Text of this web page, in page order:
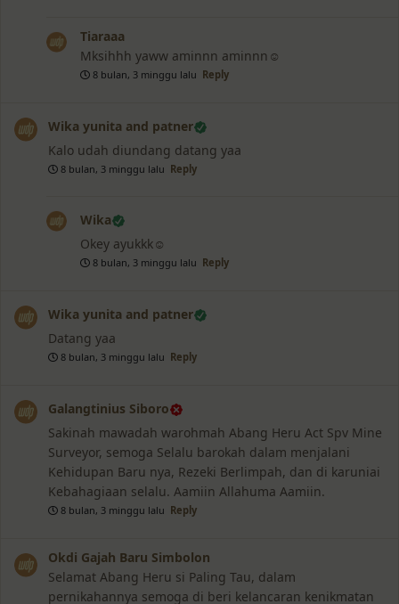
Tiaraaa
Mksihhh yaww aminnn aminnn☺️
8 bulan, 3 minggu lalu Reply
Wika yunita and patner
Kalo udah diundang datang yaa
8 bulan, 3 minggu lalu Reply
Wika
Okey ayukkk☺️
8 bulan, 3 minggu lalu Reply
Wika yunita and patner
Datang yaa
8 bulan, 3 minggu lalu Reply
Galangtinius Siboro
Sakinah mawadah warohmah Abang Heru Act Spv Mine
Surveyor, semoga Selalu barokah dalam menjalani
Kehidupan Baru nya, Rezeki Berlimpah, dan di karuniai
Kebahagiaan selalu. Aamiin Allahuma Aamiin.
8 bulan, 3 minggu lalu Reply
Okdi Gajah Baru Simbolon
Selamat Abang Heru si Paling Tau, dalam
pernikahannya semoga di beri kelancaran kenikmatan